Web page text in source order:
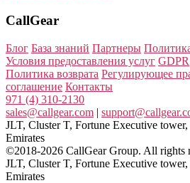
CallGear
Блог База знаний Партнеры
Условия предоставления услуг GDPR
Политика возврата Регулирующее
соглашение Контакты
971 (4) 310-2130
sales@callgear.com |
JLT, Cluster T, Fortune Executive
Emirates
©2018-2026 CallGear Group. All rights
JLT, Cluster T, Fortune Executive
Emirates